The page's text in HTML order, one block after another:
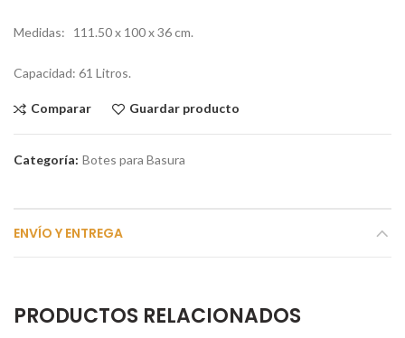
Medidas: 111.50 x 100 x 36 cm.
Capacidad: 61 Litros.
Comparar Guardar producto
Categoría: Botes para Basura
ENVÍO Y ENTREGA
PRODUCTOS RELACIONADOS